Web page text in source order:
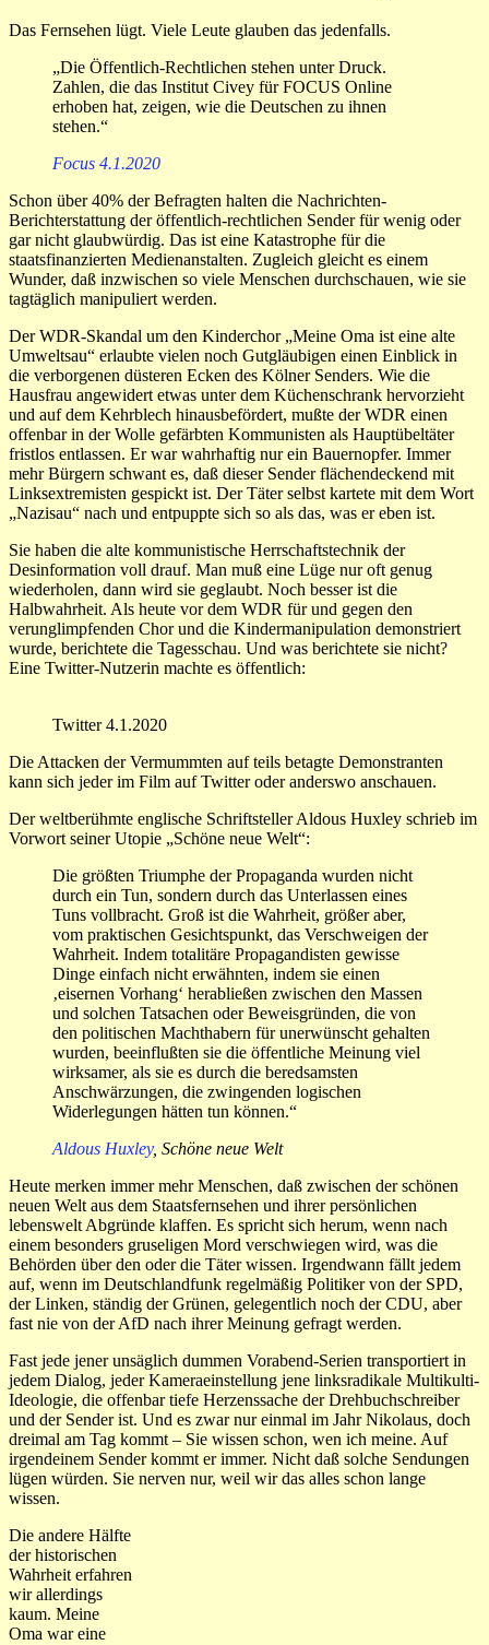
Das Fernsehen lügt. Viele Leute glauben das jedenfalls.
„Die Öffentlich-Rechtlichen stehen unter Druck.
Zahlen, die das Institut Civey für FOCUS Online
erhoben hat, zeigen, wie die Deutschen zu ihnen
stehen.“
Focus 4.1.2020
Schon über 40% der Befragten halten die Nachrichten-
Berichterstattung der öffentlich-rechtlichen Sender für wenig oder
gar nicht glaubwürdig. Das ist eine Katastrophe für die
staatsfinanzierten Medienanstalten. Zugleich gleicht es einem
Wunder, daß inzwischen so viele Menschen durchschauen, wie sie
tagtäglich manipuliert werden.
Der WDR-Skandal um den Kinderchor „Meine Oma ist eine alte
Umweltsau“ erlaubte vielen noch Gutgläubigen einen Einblick in
die verborgenen düsteren Ecken des Kölner Senders. Wie die
Hausfrau angewidert etwas unter dem Küchenschrank hervorzieht
und auf dem Kehrblech hinausbefördert, mußte der WDR einen
offenbar in der Wolle gefärbten Kommunisten als Hauptübeltäter
fristlos entlassen. Er war wahrhaftig nur ein Bauernopfer. Immer
mehr Bürgern schwant es, daß dieser Sender flächendeckend mit
Linksextremisten gespickt ist. Der Täter selbst kartete mit dem Wort
„Nazisau“ nach und entpuppte sich so als das, was er eben ist.
Sie haben die alte kommunistische Herrschaftstechnik der
Desinformation voll drauf. Man muß eine Lüge nur oft genug
wiederholen, dann wird sie geglaubt. Noch besser ist die
Halbwahrheit. Als heute vor dem WDR für und gegen den
verunglimpfenden Chor und die Kindermanipulation demonstriert
wurde, berichtete die Tagesschau. Und was berichtete sie nicht?
Eine Twitter-Nutzerin machte es öffentlich:
Twitter 4.1.2020
Die Attacken der Vermummten auf teils betagte Demonstranten
kann sich jeder im Film auf Twitter oder anderswo anschauen.
Der weltberühmte englische Schriftsteller Aldous Huxley schrieb im
Vorwort seiner Utopie „Schöne neue Welt“:
Die größten Triumphe der Propaganda wurden nicht
durch ein Tun, sondern durch das Unterlassen eines
Tuns vollbracht. Groß ist die Wahrheit, größer aber,
vom praktischen Gesichtspunkt, das Verschweigen der
Wahrheit. Indem totalitäre Propagandisten gewisse
Dinge einfach nicht erwähnten, indem sie einen
‚eisernen Vorhang‘ herabließen zwischen den Massen
und solchen Tatsachen oder Beweisgründen, die von
den politischen Machthabern für unerwünscht gehalten
wurden, beeinflußten sie die öffentliche Meinung viel
wirksamer, als sie es durch die beredsamsten
Anschwärzungen, die zwingenden logischen
Widerlegungen hätten tun können.“
Aldous Huxley, Schöne neue Welt
Heute merken immer mehr Menschen, daß zwischen der schönen
neuen Welt aus dem Staatsfernsehen und ihrer persönlichen
lebenswelt Abgründe klaffen. Es spricht sich herum, wenn nach
einem besonders gruseligen Mord verschwiegen wird, was die
Behörden über den oder die Täter wissen. Irgendwann fällt jedem
auf, wenn im Deutschlandfunk regelmäßig Politiker von der SPD,
der Linken, ständig der Grünen, gelegentlich noch der CDU, aber
fast nie von der AfD nach ihrer Meinung gefragt werden.
Fast jede jener unsäglich dummen Vorabend-Serien transportiert in
jedem Dialog, jeder Kameraeinstellung jene linksradikale Multikulti-
Ideologie, die offenbar tiefe Herzenssache der Drehbuchschreiber
und der Sender ist. Und es zwar nur einmal im Jahr Nikolaus, doch
dreimal am Tag kommt – Sie wissen schon, wen ich meine. Auf
irgendeinem Sender kommt er immer. Nicht daß solche Sendungen
lügen würden. Sie nerven nur, weil wir das alles schon lange
wissen.
Die andere Hälfte
der historischen
Wahrheit erfahren
wir allerdings
kaum. Meine
Oma war eine